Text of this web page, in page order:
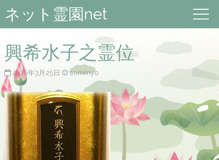
ネット霊園net
興希水子之霊位
2016年3月25日 sommyo